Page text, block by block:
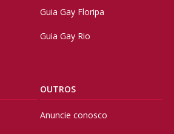
Guia Gay Floripa
Guia Gay Rio
OUTROS
Anuncie conosco